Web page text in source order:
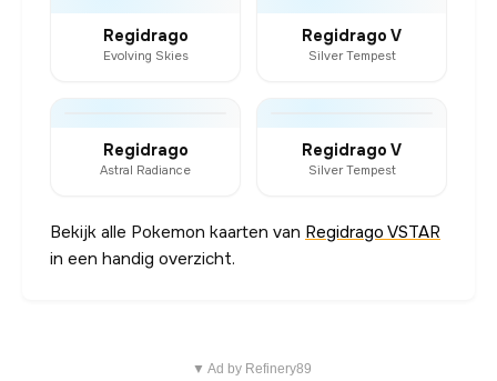
Regidrago
Evolving Skies
Regidrago V
Silver Tempest
Regidrago
Astral Radiance
Regidrago V
Silver Tempest
Bekijk alle Pokemon kaarten van Regidrago VSTAR
in een handig overzicht.
▼ Ad by Refinery89